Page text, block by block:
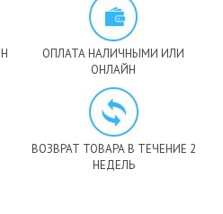
ОПЛАТА НАЛИЧНЫМИ ИЛИ
ОНЛАЙН
ВОЗВРАТ ТОВАРА В ТЕЧЕНИЕ 2
НЕДЕЛЬ